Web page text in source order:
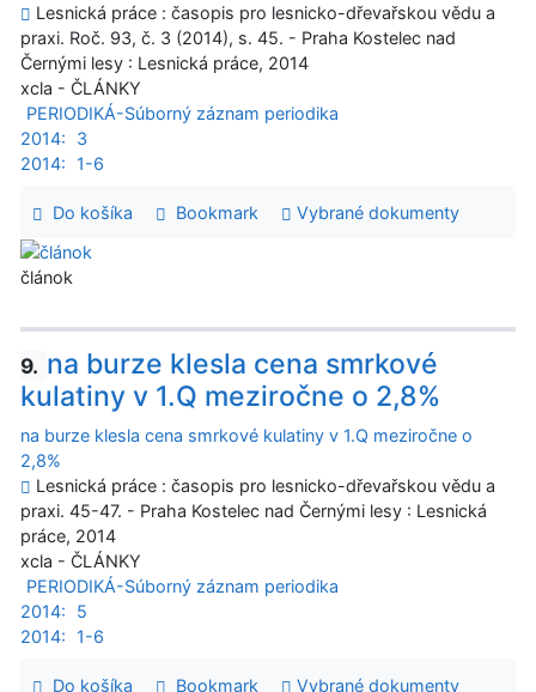
Lesnická práce : časopis pro lesnicko-dřevařskou vědu a
praxi. Roč. 93, č. 3 (2014), s. 45. - Praha Kostelec nad
Černými lesy : Lesnická práce, 2014
xcla - ČLÁNKY
PERIODIKÁ-Súborný záznam periodika
2014:
3
2014:
1-6
Do košíka Bookmark Vybrané dokumenty
článok
9. na burze klesla cena smrkové
kulatiny v 1.Q meziročne o 2,8%
na burze klesla cena smrkové kulatiny v 1.Q meziročne o
2,8%
Lesnická práce : časopis pro lesnicko-dřevařskou vědu a
praxi. 45-47. - Praha Kostelec nad Černými lesy : Lesnická
práce, 2014
xcla - ČLÁNKY
PERIODIKÁ-Súborný záznam periodika
2014:
5
2014:
1-6
Do košíka Bookmark Vybrané dokumenty